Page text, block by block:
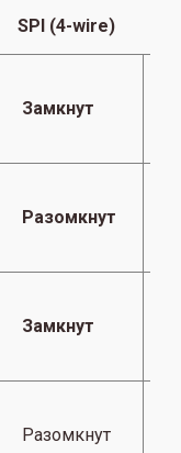
SPI (4-wire)
Замкнут
Разомкнут
Замкнут
Разомкнут